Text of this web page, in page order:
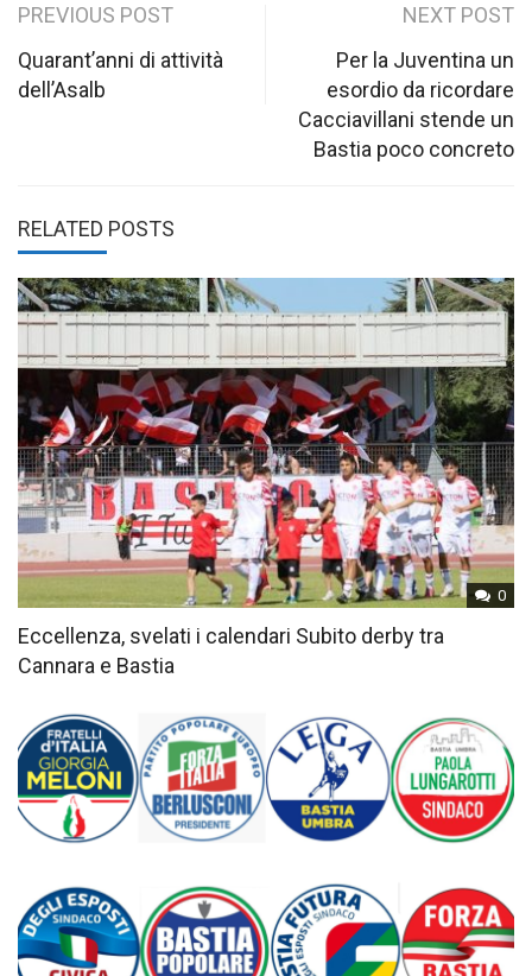
Post
navigation
PREVIOUS POST
Quarant’anni di attività
dell’Asalb
NEXT POST
Per la Juventina un
esordio da ricordare
Cacciavillani stende un
Bastia poco concreto
RELATED POSTS
0
Eccellenza, svelati i calendari Subito derby tra
Cannara e Bastia